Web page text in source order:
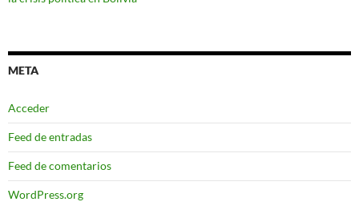
META
Acceder
Feed de entradas
Feed de comentarios
WordPress.org